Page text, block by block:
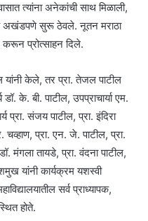
त्यांना अनेकांची साथ मिळाली,
अखंडपणे सुरू ठेवले. नूतन मराठा
करून प्रोत्साहन दिले.
यांनी केले, तर प्रा. तेजल पाटील
के. बी. पाटील, उपप्राचार्या एम.
प्रा. संजय पाटील, प्रा. इंदिरा
चव्हाण, प्रा. एन. जे. पाटील, प्रा.
मंगला तायडे, प्रा. वंदना पाटील,
यांनी कार्यक्रम यशस्वी
सर्व प्राध्यापक,
होते.